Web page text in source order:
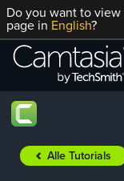
Direkt
zum
Inhalt
Do you want to view
page in English?
Alle Tutorials